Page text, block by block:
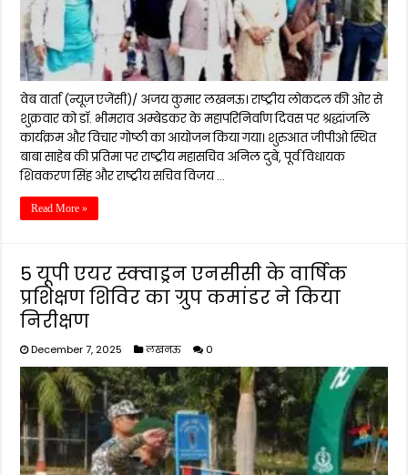
वेब वार्ता (न्यूज़ एजेंसी)/ अजय कुमार लखनऊ। राष्ट्रीय लोकदल की ओर से
शुक्रवार को डॉ. भीमराव अम्बेडकर के महापरिनिर्वाण दिवस पर श्रद्धांजलि
कार्यक्रम और विचार गोष्ठी का आयोजन किया गया। शुरुआत जीपीओ स्थित
बाबा साहेब की प्रतिमा पर राष्ट्रीय महासचिव अनिल दुबे, पूर्व विधायक
शिवकरण सिंह और राष्ट्रीय सचिव विजय …
Read More »
5 यूपी एयर स्क्वाड्रन एनसीसी के वार्षिक
प्रशिक्षण शिविर का ग्रुप कमांडर ने किया
निरीक्षण
December 7, 2025 लखनऊ 0